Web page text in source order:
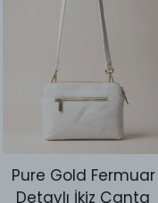
Pure Gold Fermuar
Detaylı İkiz Çanta